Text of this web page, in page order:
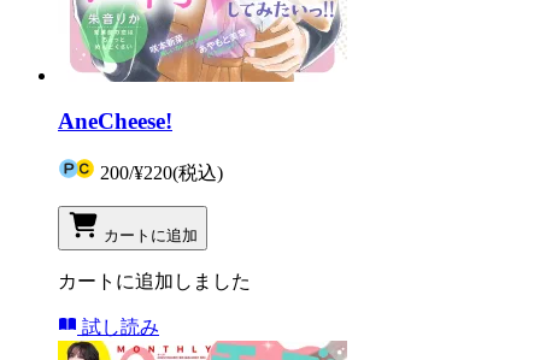
AneCheese!
200/¥220(税込)
カートに追加
カートに追加しました
試し読み